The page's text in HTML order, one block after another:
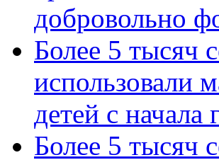
добровольно
Более 5 тысяч
использовали
детей с
Более 5 тысяч